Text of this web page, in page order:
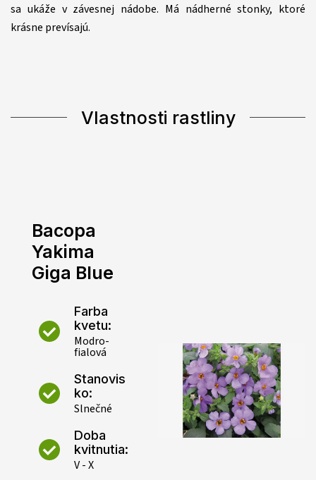
sa ukáže v závesnej nádobe. Má nádherné stonky, ktoré
krásne prevísajú.
Vlastnosti rastliny
Bacopa
Yakima
Giga Blue
Farba
kvetu:
Modro-
fialová
Stanovis
ko:
Slnečné
Doba
kvitnutia:
V - X